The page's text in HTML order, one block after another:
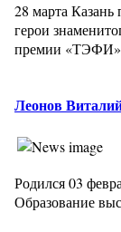
28 марта
герои
премии «ТЭФИ»
Леонов
Родился 03
Образование